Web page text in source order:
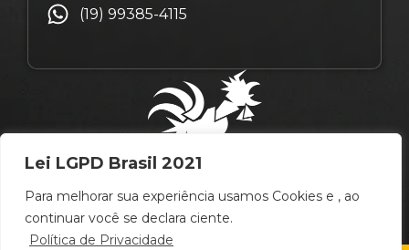
Lei LGPD Brasil 2021
Para melhorar sua experiência usamos Cookies e , ao
continuar você se declara ciente.
Política de Privacidade
(19) 99385-4115